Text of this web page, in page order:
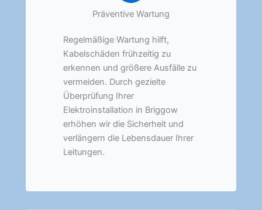
Präventive Wartung
Regelmäßige Wartung hilft,
Kabelschäden frühzeitig zu
erkennen und größere Ausfälle zu
vermeiden. Durch gezielte
Überprüfung Ihrer
Elektroinstallation in Briggow
erhöhen wir die Sicherheit und
verlängern die Lebensdauer Ihrer
Leitungen.